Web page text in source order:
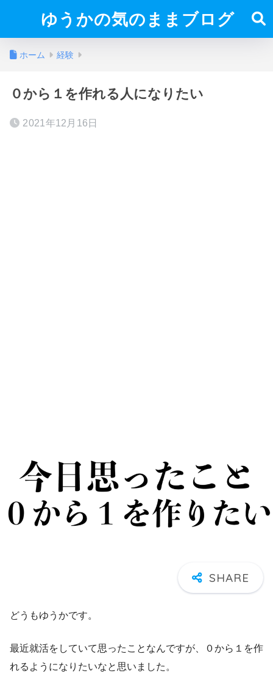
ゆうかの気のままブログ
ホーム 経験
０から１を作れる人になりたい
2021年12月16日
どうもゆうかです。
最近就活をしていて思ったことなんですが、０から１を作
れるようになりたいなと思いました。